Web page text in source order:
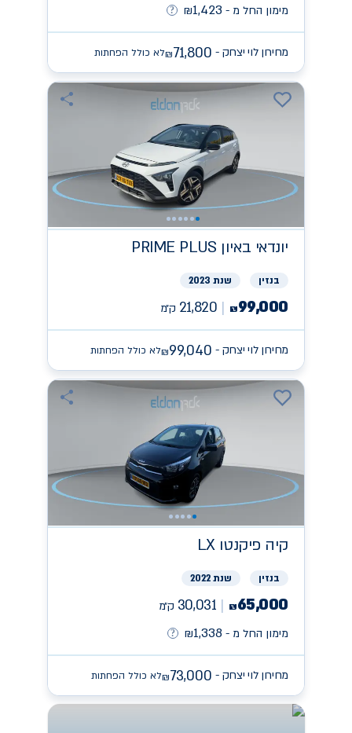
מימון החל מ -
₪1,423
מחירון לוי יצחק - ₪71,800 לא כולל הפחתות
יונדאי PRIME PLUS באיון
בנזין שנת 2023
₪99,000
21,820 ק״מ
מחירון לוי יצחק - ₪99,040 לא כולל הפחתות
קיה פיקנטו LX
בנזין שנת 2022
₪65,000
30,031 ק״מ
מימון החל מ -
₪1,338
מחירון לוי יצחק - ₪73,000 לא כולל הפחתות